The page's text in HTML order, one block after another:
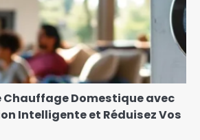
Chauffage Domestique avec
Intelligente et Réduisez Vos